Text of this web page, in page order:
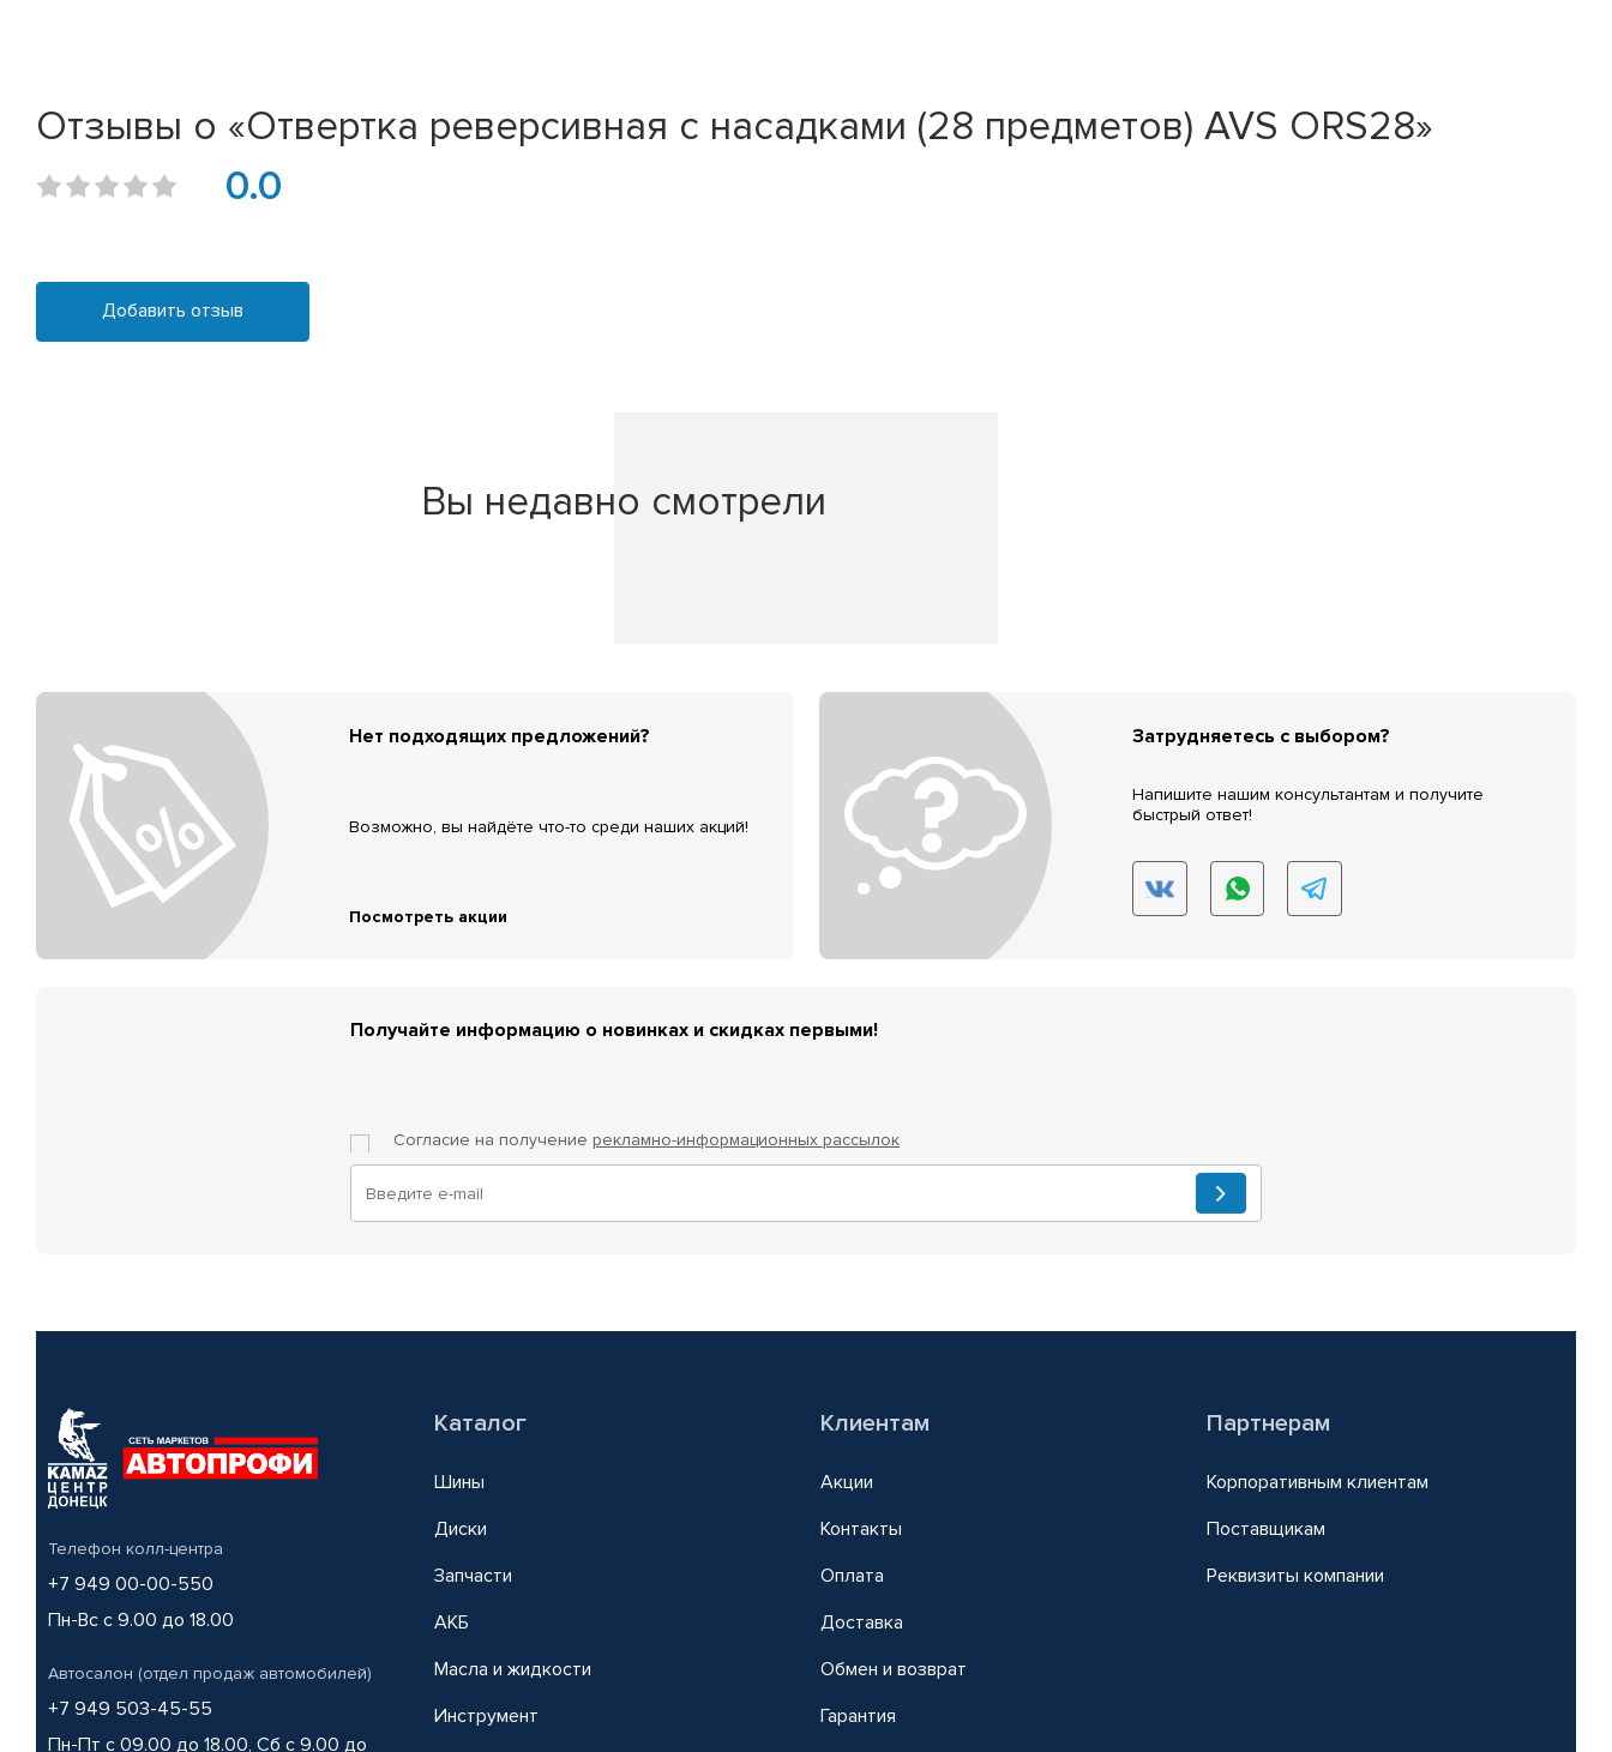
Отзывы о «Отвертка реверсивная с насадками (28 предметов) AVS ORS28»
0.0
Добавить отзыв
Вы недавно смотрели
Нет подходящих предложений?
Возможно, вы найдёте что-то среди наших акций!
Посмотреть акции
Затрудняетесь с выбором?
Напишите нашим консультантам и получите
быстрый ответ!
Получайте информацию о новинках и скидках первыми!
Согласие на получение рекламно-информационных рассылок
Телефон колл-центра
+7 949 00-00-550
Пн-Вс с 9.00 до 18.00
Автосалон (отдел продаж автомобилей)
+7 949 503-45-55
Пн-Пт с 09.00 до 18.00, Сб с 9.00 до
Каталог
Шины
Диски
Запчасти
АКБ
Масла и жидкости
Инструмент
Клиентам
Акции
Контакты
Оплата
Доставка
Обмен и возврат
Гарантия
Партнерам
Корпоративным клиентам
Поставщикам
Реквизиты компании